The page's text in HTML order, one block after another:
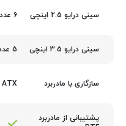
سینی درایو 2.5 اینچی 6 عدد
سینی درایو 3.5 اینچی 5 عدد
سازگاری با مادربرد ATX
پشتیبانی از مادربرد